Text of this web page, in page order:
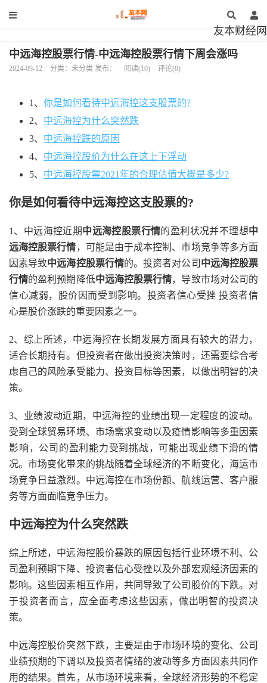
友本财经网
中远海控股票行情-中远海控股票行情下周会涨吗
2024-09-12 分类：未分类 发布： 阅读(10) 评论(0)
1、 你是如何看待中远海控这支股票的?
2、 中远海控为什么突然跌
3、 中远海控跌的原因
4、 中远海控股价为什么在这上下浮动
5、 中远海控股票2021年的合理估值大概是多少?
你是如何看待中远海控这支股票的?
1、中远海控近期中远海控股票行情的盈利状况并不理想中
远海控股票行情，可能是由于成本控制、市场竞争等多方面
因素导致中远海控股票行情的。投资者对公司 中远海控股票
行情的盈利预期降低中远海控股票行情，导致市场对公司的
信心减弱，股价因而受到影响。投资者信心受挫 投资者信
心是股价涨跌的重要因素之一。
2、综上所述，中远海控在长期发展方面具有较大的潜力，
适合长期持有。但投资者在做出投资决策时，还需要综合考
虑自己的风险承受能力、投资目标等因素，以做出明智的决
策。
3、业绩波动近期，中远海控的业绩出现一定程度的波动。
受到全球贸易环境、市场需求变动以及疫情影响等多重因素
影响，公司的盈利能力受到挑战，可能出现业绩下滑的情
况。市场变化带来的挑战随着全球经济的不断变化，海运市
场竞争日益激烈。中远海控在市场份额、航线运营、客户服
务等方面面临竞争压力。
中远海控为什么突然跌
综上所述，中远海控股价暴跌的原因包括行业环境不利、公
司盈利预期下降、投资者信心受挫以及外部宏观经济因素的
影响。这些因素相互作用，共同导致了公司股价的下跌。对
于投资者而言，应全面考虑这些因素，做出明智的投资决
策。
中远海控股价突然下跌，主要是由于市场环境的变化、公司
业绩预期的下调以及投资者情绪的波动等多方面因素共同作
用的结果。首先，从市场环境来看，全球经济形势的不稳定